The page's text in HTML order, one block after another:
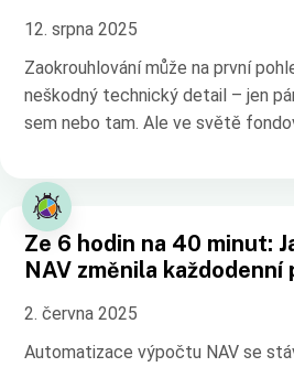
12. srpna 2025
Zaokrouhlování může na první
neškodný technický detail – jen
sem nebo tam. Ale ve světě
Ze 6 hodin na 40 minut:
NAV změnila každodenní
2. června 2025
Automatizace výpočtu NAV se